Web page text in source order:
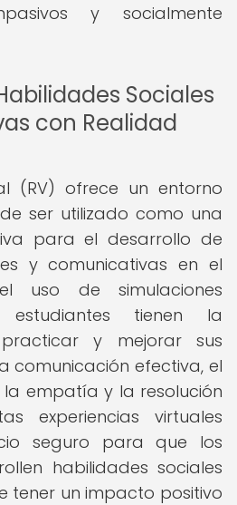
y socialmente
Sociales
con Realidad
(RV) ofrece un entorno
ser utilizado como una
para el desarrollo de
y comunicativas en el
uso de simulaciones
estudiantes tienen la
y mejorar sus
comunicación efectiva, el
empatía y la resolución
experiencias virtuales
seguro para que los
habilidades sociales
tener un impacto positivo